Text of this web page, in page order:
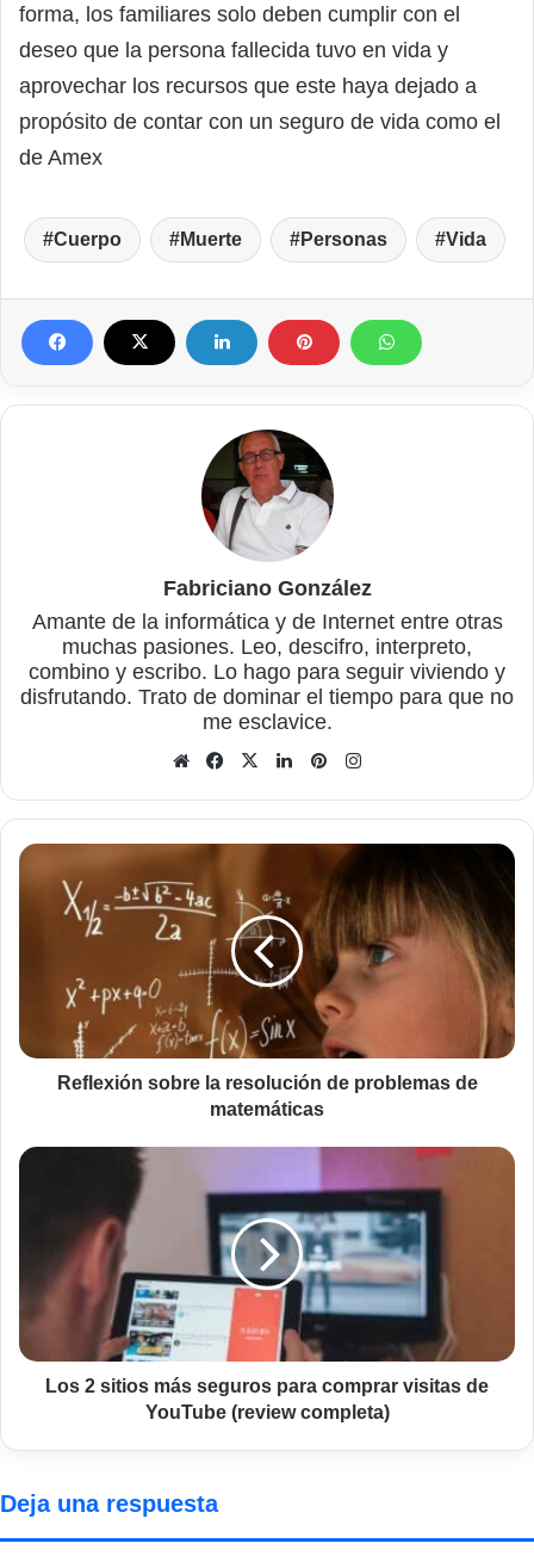
forma, los familiares solo deben cumplir con el
deseo que la persona fallecida tuvo en vida y
aprovechar los recursos que este haya dejado a
propósito de contar con un seguro de vida como el
de Amex
Cuerpo Muerte Personas Vida
Fabriciano González
Amante de la informática y de Internet entre otras
muchas pasiones. Leo, descifro, interpreto,
combino y escribo. Lo hago para seguir viviendo y
disfrutando. Trato de dominar el tiempo para que no
me esclavice.
Sitio
Facebook
X LinkedInPinterest
Reflexión
sobre
resolución
problemas
matemáticas
Reflexión sobre la resolución de problemas de
matemáticas
Los
seguros
para
comprar
de
YouTube
Los 2 sitios más seguros para comprar visitas de
YouTube (review completa)
Deja una respuesta